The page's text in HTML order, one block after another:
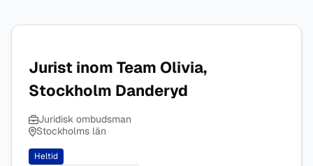
Jurist inom Team Olivia,
Stockholm Danderyd
Juridisk ombudsman
Stockholms län
Heltid